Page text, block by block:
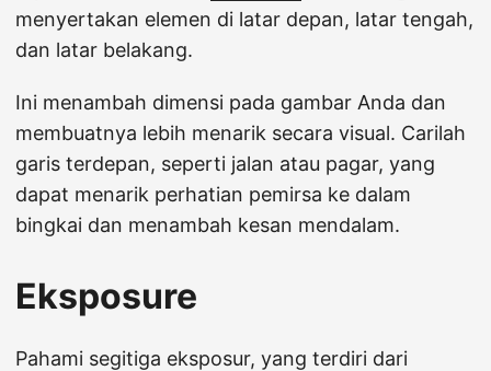
menyertakan elemen di latar depan, latar tengah,
dan latar belakang.
Ini menambah dimensi pada gambar Anda dan
membuatnya lebih menarik secara visual. Carilah
garis terdepan, seperti jalan atau pagar, yang
dapat menarik perhatian pemirsa ke dalam
bingkai dan menambah kesan mendalam.
Eksposure
Pahami segitiga eksposur, yang terdiri dari